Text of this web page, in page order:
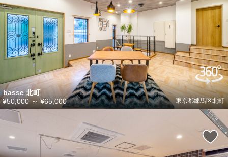
basse 北町
東京都練馬区北町
¥50,000～¥65,000